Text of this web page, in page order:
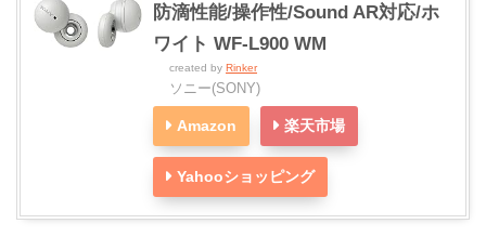
防滴性能/操作性/Sound AR対応/ホ
ワイト WF-L900 WM
created by Rinker
ソニー(SONY)
Amazon 楽天市場
Yahooショッピング